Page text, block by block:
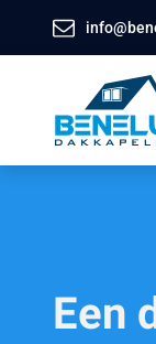
Een